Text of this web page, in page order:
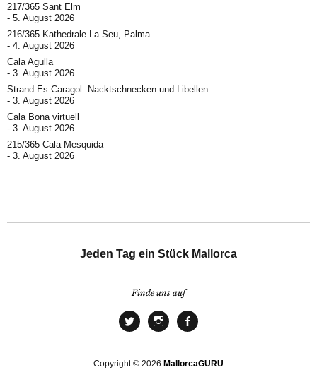
217/365 Sant Elm
5. August 2026
216/365 Kathedrale La Seu, Palma
4. August 2026
Cala Agulla
3. August 2026
Strand Es Caragol: Nacktschnecken und Libellen
3. August 2026
Cala Bona virtuell
3. August 2026
215/365 Cala Mesquida
3. August 2026
Jeden Tag ein Stück Mallorca
Finde uns auf
Copyright © 2026 MallorcaGURU